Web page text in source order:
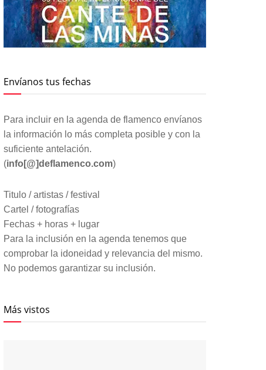
Envíanos tus fechas
Para incluir en la agenda de flamenco envíanos
la información lo más completa posible y con la
suficiente antelación.
(info[@]deflamenco.com)
Titulo / artistas / festival
Cartel / fotografías
Fechas + horas + lugar
Para la inclusión en la agenda tenemos que
comprobar la idoneidad y relevancia del mismo.
No podemos garantizar su inclusión.
Más vistos